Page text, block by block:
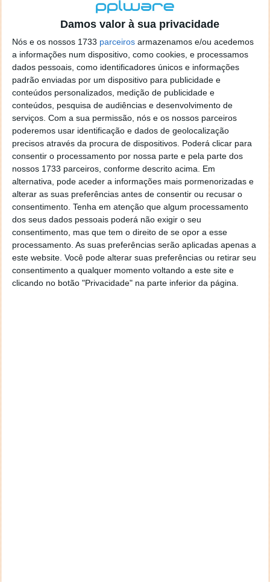
Damos valor à sua privacidade
Nós e os nossos 1733 parceiros armazenamos e/ou acedemos
a informações num dispositivo, como cookies, e processamos
dados pessoais, como identificadores únicos e informações
padrão enviadas por um dispositivo para publicidade e
conteúdos personalizados, medição de publicidade e
conteúdos, pesquisa de audiências e desenvolvimento de
serviços. Com a sua permissão, nós e os nossos parceiros
poderemos usar identificação e dados de geolocalização
precisos através da procura de dispositivos. Poderá clicar para
consentir o processamento por nossa parte e pela parte dos
nossos 1733 parceiros, conforme descrito acima. Em
alternativa, pode aceder a informações mais pormenorizadas e
alterar as suas preferências antes de consentir ou recusar o
consentimento. Tenha em atenção que algum processamento
dos seus dados pessoais poderá não exigir o seu
consentimento, mas que tem o direito de se opor a esse
processamento. As suas preferências serão aplicadas apenas a
este website. Você pode alterar suas preferências ou retirar seu
consentimento a qualquer momento voltando a este site e
clicando no botão "Privacidade" na parte inferior da página.
Muon Discover 2.2
Muon Suite é um conjunto de ferramentas para
distribuições baseadas no Debian e que usem
tecnologias KDE. Esta nova versão traz um conjunto
de melhorias e resolve também os problemas que
existiam na versão anterior.